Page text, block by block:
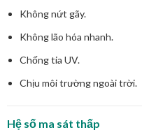
Không nứt gãy.
Không lão hóa nhanh.
Chống tia UV.
Chịu môi trường ngoài trời.
Hệ số ma sát thấp